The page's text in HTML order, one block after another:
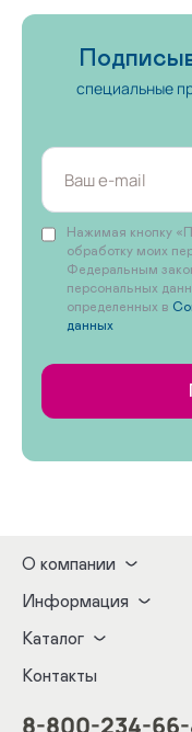
специальные
Нажимая кнопку
обработку моих
Федеральным
персональных
определенных в
данных
О компании
Информация
Каталог
Контакты
8-800-234-